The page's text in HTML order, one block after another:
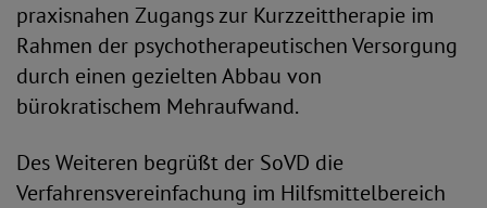
praxisnahen Zugangs zur Kurzzeittherapie im
Rahmen der psychotherapeutischen Versorgung
durch einen gezielten Abbau von
bürokratischem Mehraufwand.
Des Weiteren begrüßt der SoVD die
Verfahrensvereinfachung im Hilfsmittelbereich